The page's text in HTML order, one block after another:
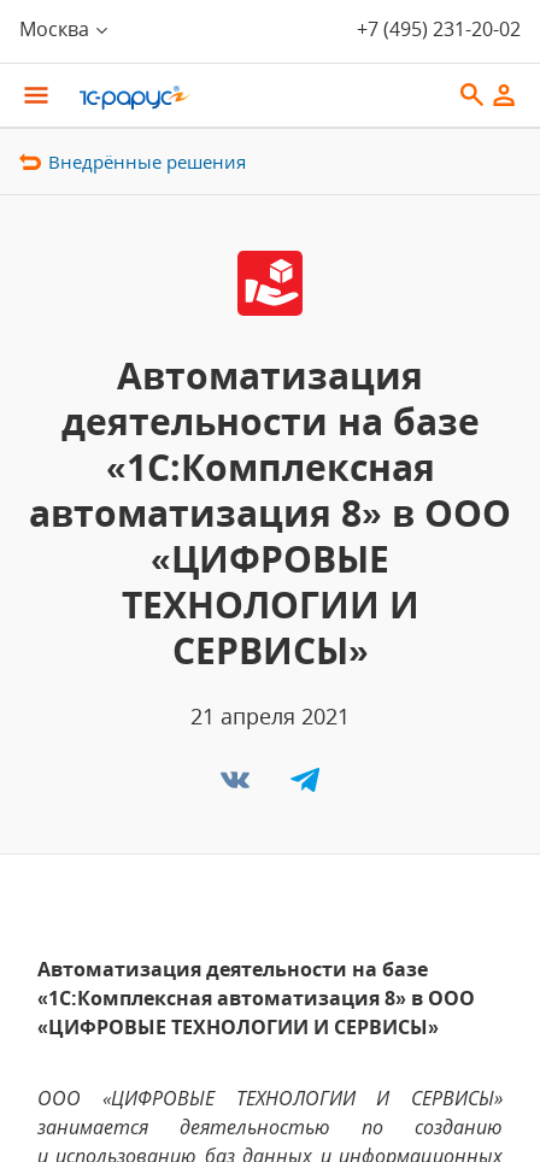
Москва +7 (495) 231-20-02
Внедрённые решения
Автоматизация
деятельности на базе
«1С:Комплексная
автоматизация 8» в ООО
«ЦИФРОВЫЕ
ТЕХНОЛОГИИ И
СЕРВИСЫ»
21 апреля 2021
Автоматизация деятельности на базе
«1С:Комплексная автоматизация 8» в ООО
«ЦИФРОВЫЕ ТЕХНОЛОГИИ И СЕРВИСЫ»
ООО «ЦИФРОВЫЕ ТЕХНОЛОГИИ И СЕРВИСЫ»
занимается деятельностью по созданию
и использованию баз данных и информационных